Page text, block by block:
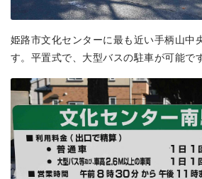
姫路市文化センターに最も近い手柄山中
す。平置式で、大型バスの駐車が可能で